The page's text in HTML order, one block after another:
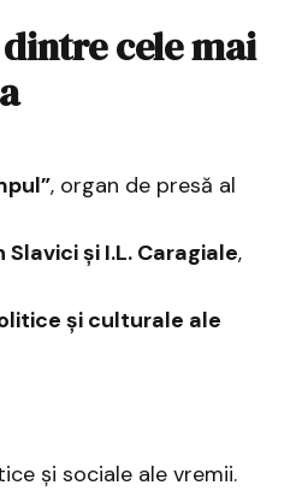
cele mai
, organ de presă al
Slavici și I.L. Caragiale,
și culturale ale
și sociale ale vremii.